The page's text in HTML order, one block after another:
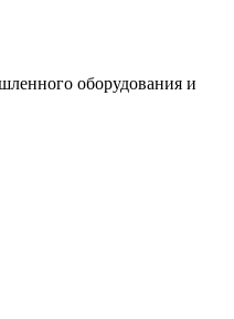
оборудования и